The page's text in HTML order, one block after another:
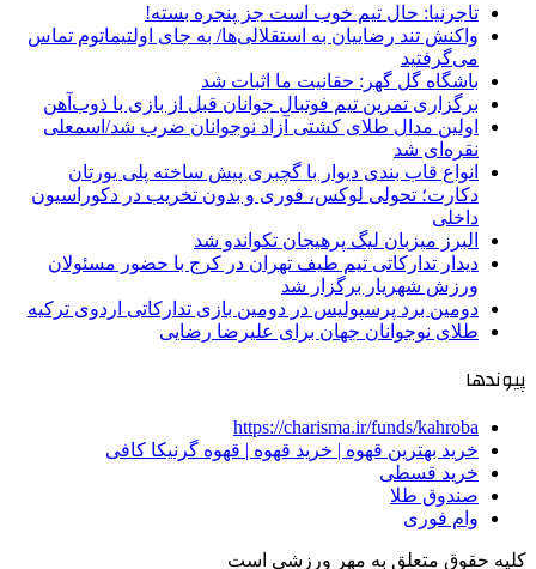
تاجرنیا: حال تیم خوب است جز پنجره بسته!
واکنش تند رضاییان به استقلالی‌ها/ به جای اولتیماتوم تماس
می‌گرفتید
باشگاه گل گهر: حقانیت ما اثبات شد
برگزاری تمرین تیم فوتبال جوانان قبل از بازی با ذوب‌آهن
اولین مدال طلای کشتی آزاد نوجوانان ضرب شد/اسمعلی
نقره‌ای شد
انواع قاب بندی دیوار با گچبری پیش ساخته پلی یورتان
دکارت؛ تحولی لوکس، فوری و بدون تخریب در دکوراسیون
داخلی
البرز میزبان لیگ پرهیجان تکواندو شد
دیدار تدارکاتی تیم طیف تهران در کرج با حضور مسئولان
ورزش شهریار برگزار شد
دومین برد پرسپولیس در دومین بازی تدارکاتی اردوی ترکیه
طلای نوجوانان جهان برای علیرضا رضایی
پیوندها
https://charisma.ir/funds/kahroba
خرید بهترین قهوه | خرید قهوه | قهوه گرنیکا کافی
خرید قسطی
صندوق طلا
وام فوری
کلیه حقوق متعلق به مهر ورزشی است